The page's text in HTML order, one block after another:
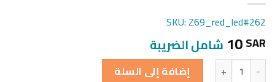
SKU: Z69_red_led#262
10SAR شامل الضريبة
الكمية إضافة إلى السلة